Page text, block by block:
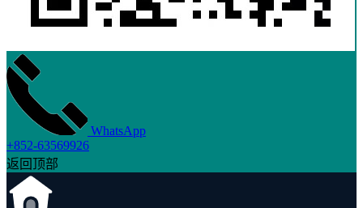
WhatsApp
+852-63569926
返回顶部